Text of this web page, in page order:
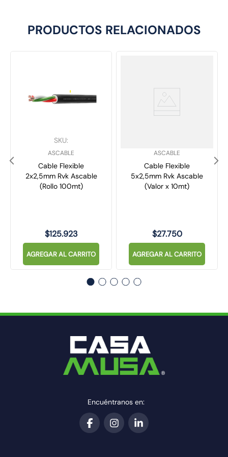
PRODUCTOS RELACIONADOS
SKU:
ASCABLE
Cable Flexible
2x2,5mm Rvk Ascable
(Rollo 100mt)
$125.923
AGREGAR AL CARRITO
ASCABLE
Cable Flexible
5x2,5mm Rvk Ascable
(Valor x 10mt)
$27.750
AGREGAR AL CARRITO
Encuéntranos en: